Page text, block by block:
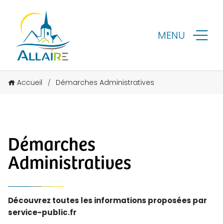
MENU
Accueil / Démarches Administratives
Démarches
Administratives
Découvrez toutes les informations proposées par
service-public.fr